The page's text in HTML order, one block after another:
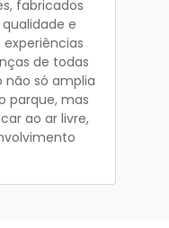
fabricados
e
de todas
não só amplia
parque, mas
ao ar livre,